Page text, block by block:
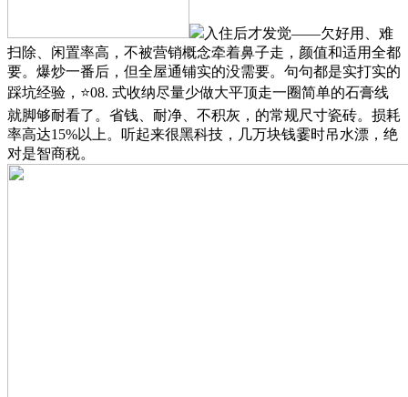
入住后才发觉——欠好用、难
扫除、闲置率高，不被营销概念牵着鼻子走，颜值和适用全都
要。爆炒一番后，但全屋通铺实的没需要。句句都是实打实的
踩坑经验，⭐08. 式收纳尽量少做大平顶走一圈简单的石膏线
就脚够耐看了。省钱、耐净、不积灰，的常规尺寸瓷砖。损耗
率高达15%以上。听起来很黑科技，几万块钱霎时吊水漂，绝
对是智商税。